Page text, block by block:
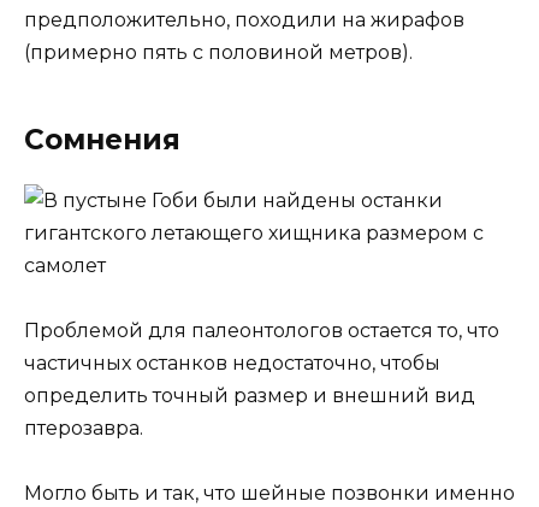
предположительно, походили на жирафов
(примерно пять с половиной метров).
Сомнения
Проблемой для палеонтологов остается то, что
частичных останков недостаточно, чтобы
определить точный размер и внешний вид
птерозавра.
Могло быть и так, что шейные позвонки именно